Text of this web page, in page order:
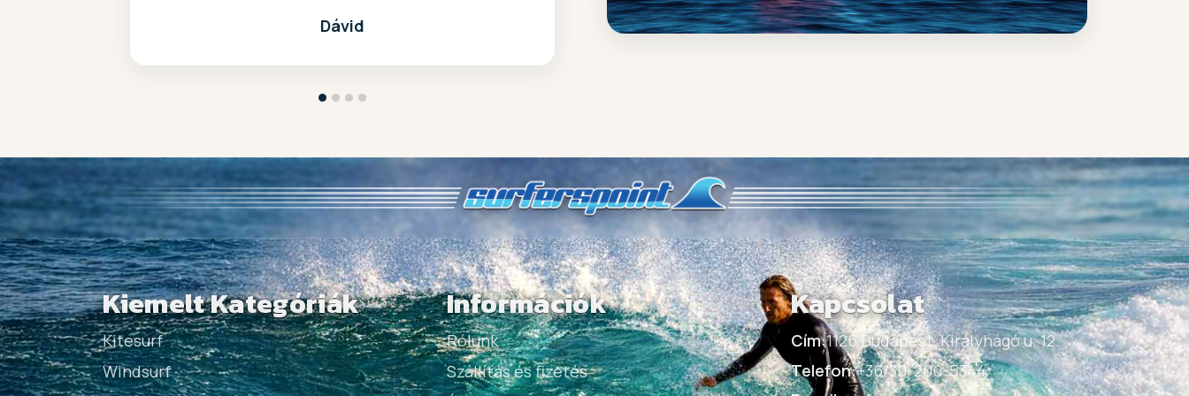
Dávid
Kiemelt Kategóriák
Kitesurf
Windsurf
Információk
Rólunk
Szállítás és fizetés
Kapcsolat
Cím:1126 Budapest, Királyhágó u. 12.
Telefon:+36/30-200-5344